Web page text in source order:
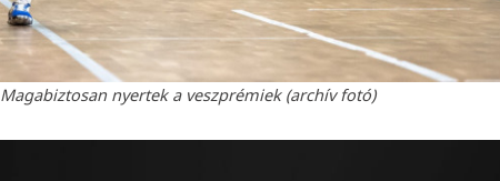
Magabiztosan nyertek a veszprémiek (archív fotó)